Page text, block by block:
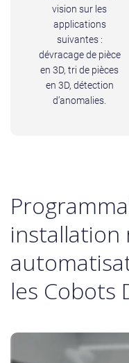
vision sur les
applications
suivantes :
dévracage de pièce
en 3D, tri de pièces
en 3D, détection
d’anomalies.
installation
les Cobots